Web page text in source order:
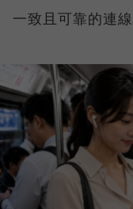
一致且可靠的連線